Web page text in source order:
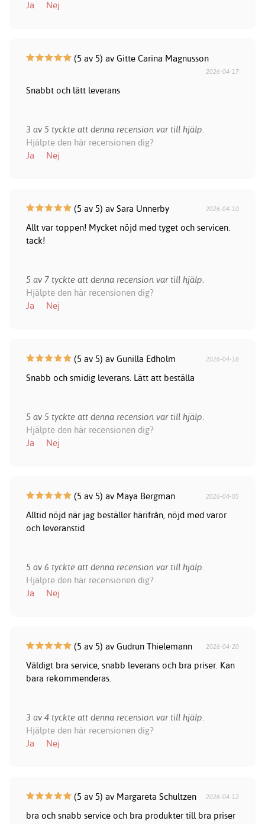
Ja Nej
(5 av 5) av Gitte Carina Magnusson
2026-04-17
Snabbt och lätt leverans
3 av 5 tyckte att denna recension var till hjälp.
Hjälpte den här recensionen dig?
Ja
Nej
(5 av 5) av Sara Unnerby 2026-04-10
Allt var toppen! Mycket nöjd med tyget och servicen.
tack!
5 av 7 tyckte att denna recension var till hjälp.
Hjälpte den här recensionen dig?
Ja
Nej
(5 av 5) av Gunilla Edholm 2026-04-18
Snabb och smidig leverans. Lätt att beställa
5 av 5 tyckte att denna recension var till hjälp.
Hjälpte den här recensionen dig?
Ja
Nej
(5 av 5) av Maya Bergman 2026-04-05
Alltid nöjd när jag beställer härifrån, nöjd med varor
och leveranstid
5 av 6 tyckte att denna recension var till hjälp.
Hjälpte den här recensionen dig?
Ja
Nej
(5 av 5) av Gudrun Thielemann 2026-04-20
Väldigt bra service, snabb leverans och bra priser. Kan
bara rekommenderas.
3 av 4 tyckte att denna recension var till hjälp.
Hjälpte den här recensionen dig?
Ja
Nej
(5 av 5) av Margareta Schultzen 2026-04-12
bra och snabb service och bra produkter till bra priser